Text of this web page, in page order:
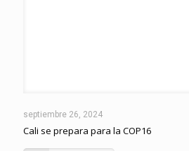
septiembre 26, 2024
Cali se prepara para la COP16